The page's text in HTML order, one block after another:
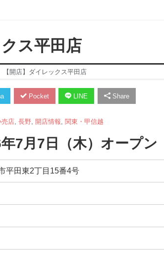
ス平田店
【開店】ダイレックス平田店
Pocket LINE Share
売店, 長野, 開店情報 関東・甲信越
7月7日（木）オープン
平田東2丁目15番4号